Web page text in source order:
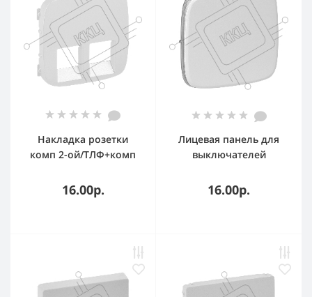
Накладка розетки
комп 2-ой/ТЛФ+комп
ALLURE Жемчуг
16.00р.
Лицевая панель для
выключателей
Жемчуг Valena ALLURE.
16.00р.